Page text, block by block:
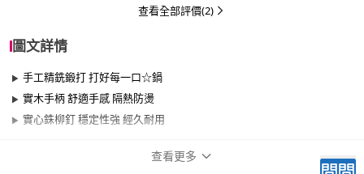
查看全部評價(2)
圖文詳情
手工精銑鍛打 打好每一口☆鍋
實木手柄 舒適手感 隔熱防燙
實心銖柳釘 穩定性強 經久耐用
查看更多